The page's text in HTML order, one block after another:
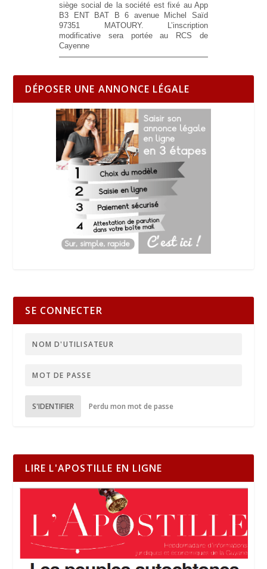
siège social de la société est fixé au App
B3 ENT BAT B 6 avenue Michel Saïd
97351 MATOURY. L’inscription
modificative sera portée au RCS de
Cayenne
DÉPOSER UNE ANNONCE LÉGALE
SE CONNECTER
S'IDENTIFIER Perdu mon mot de passe
LIRE L'APOSTILLE EN LIGNE